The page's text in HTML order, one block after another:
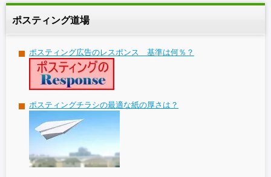
ポスティング道場
ポスティング広告のレスポンス 基準は何％？
ポスティングチラシの最適な紙の厚さは？